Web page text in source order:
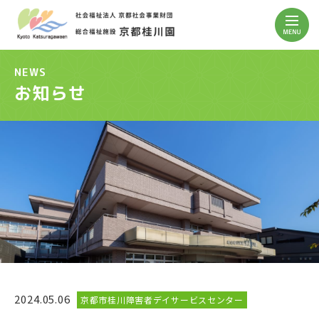
NEWS
お知らせ
2024.05.06 京都市桂川障害者デイサービスセンター